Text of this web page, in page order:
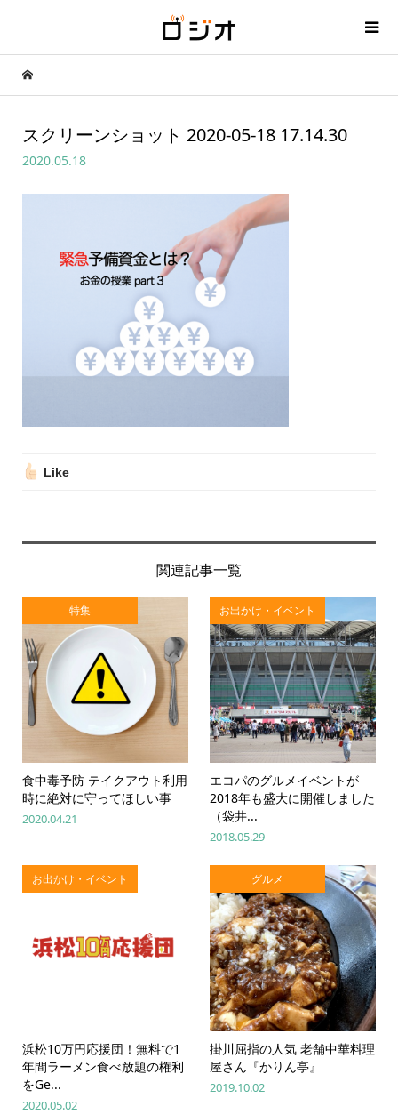
スクリーンショット 2020-05-18 17.14.30
2020.05.18
Like
関連記事一覧
特集
食中毒予防 テイクアウト利用
時に絶対に守ってほしい事
2020.04.21
お出かけ・イベント
エコパのグルメイベントが
2018年も盛大に開催しました
（袋井...
2018.05.29
お出かけ・イベント
浜松10万円応援団！無料で1
年間ラーメン食べ放題の権利
をGe...
2020.05.02
グルメ
掛川屈指の人気 老舗中華料理
屋さん『かりん亭』
2019.10.02